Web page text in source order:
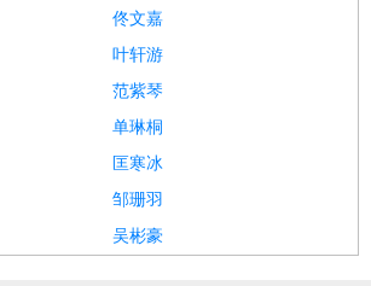
佟文嘉
叶轩游
范紫琴
单琳桐
匡寒冰
邹珊羽
吴彬豪